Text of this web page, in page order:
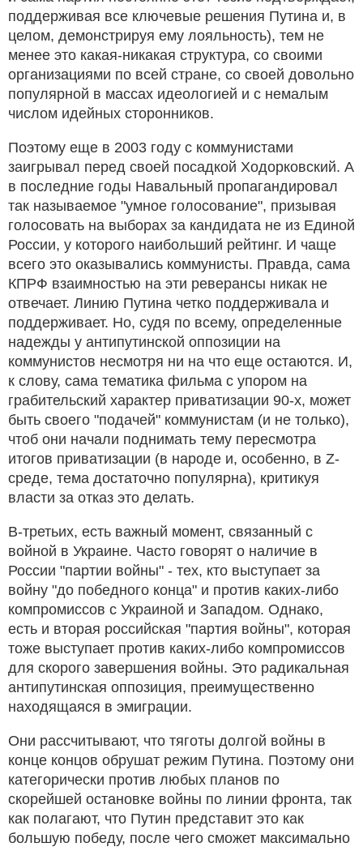
поддерживая все ключевые решения Путина и, в
целом, демонстрируя ему лояльность), тем не
менее это какая-никакая структура, со своими
организациями по всей стране, со своей довольно
популярной в массах идеологией и с немалым
числом идейных сторонников.
Поэтому еще в 2003 году с коммунистами
заигрывал перед своей посадкой Ходорковский. А
в последние годы Навальный пропагандировал
так называемое "умное голосование", призывая
голосовать на выборах за кандидата не из Единой
России, у которого наибольший рейтинг. И чаще
всего это оказывались коммунисты. Правда, сама
КПРФ взаимностью на эти реверансы никак не
отвечает. Линию Путина четко поддерживала и
поддерживает. Но, судя по всему, определенные
надежды у антипутинской оппозиции на
коммунистов несмотря ни на что еще остаются. И,
к слову, сама тематика фильма с упором на
грабительский характер приватизации 90-х, может
быть своего "подачей" коммунистам (и не только),
чтоб они начали поднимать тему пересмотра
итогов приватизации (в народе и, особенно, в Z-
среде, тема достаточно популярна), критикуя
власти за отказ это делать.
В-третьих, есть важный момент, связанный с
войной в Украине. Часто говорят о наличие в
России "партии войны" - тех, кто выступает за
войну "до победного конца" и против каких-либо
компромиссов с Украиной и Западом. Однако,
есть и вторая российская "партия войны", которая
тоже выступает против каких-либо компромиссов
для скорого завершения войны. Это радикальная
антипутинская оппозиция, преимущественно
находящаяся в эмиграции.
Они рассчитывают, что тяготы долгой войны в
конце концов обрушат режим Путина. Поэтому они
категорически против любых планов по
скорейшей остановке войны по линии фронта, так
как полагают, что Путин представит это как
большую победу, после чего сможет максимально